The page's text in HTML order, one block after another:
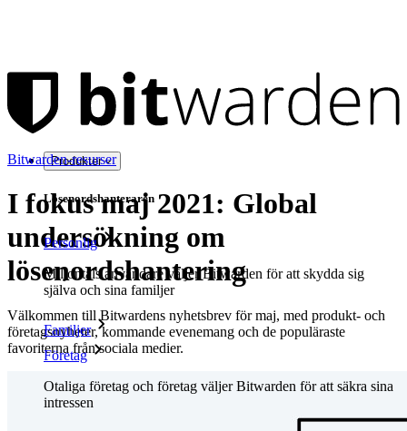
Produkter
Lösenordshanteraren
Personlig
Miljontals användare väljer Bitwarden för att skydda sig
själva och sina familjer
Familjer
Företag
Otaliga företag och företag väljer Bitwarden för att säkra sina
intressen
Bitwarden-resurser
I fokus maj 2021: Global
undersökning om
lösenordshantering
Välkommen till Bitwardens nyhetsbrev för maj, med produkt- och
företagsnyheter, kommande evenemang och de populäraste
favoriterna från sociala medier.